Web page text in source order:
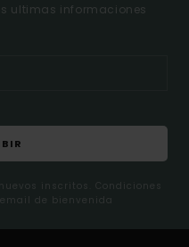
ultimas informaciones
inscritos. Condiciones
de bienvenida